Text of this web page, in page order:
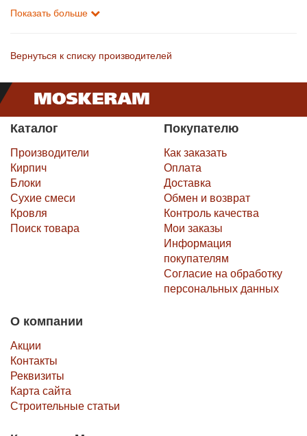
материалов и используется для строительства домов, кладки
свойства исключительны и конкурируют с любыми аналогами.
Кирпичом в строительстве пользуются много веков, именно
поэтому он так популярен.
производит и выпускает 3 основных вида красного кирпича, а
именно: «одинарный», «полуторный», «камень», а также их
подвиды и разновидности.
Показать больше
Вернуться к списку производителей
Каталог
Производители
Кирпич
Блоки
Сухие смеси
Кровля
Поиск товара
Покупателю
Как заказать
Оплата
Доставка
Обмен и возврат
Контроль качества
Мои заказы
Информация
покупателям
Согласие на обработку
персональных данных
О компании
Акции
Контакты
Реквизиты
Карта сайта
Строительные статьи